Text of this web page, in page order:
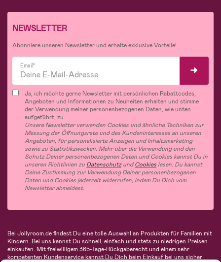
NEWSLETTER
Abonniere unseren Newsletter und erhalte exklusive Vorteile!
Email*
Ja, ich möchte gerne Newsletter mit persönlichen Rabattcodes,
Angeboten und Informationen zu Neuheiten erhalten und stimme
der Verwendung meiner personenbezogenen Daten, wie unten
aufgeführt, zu.
Unsere Newsletter verwenden Cookies und ähnliche Techniken zur
Messung der Öffnungsrate und des Kundeninteresses an unseren
Angeboten, für personalisierte Anzeigen und Inhaltsmarketing
sowie zu Statistikzwecken. Mehr über die Verwendung und den
Schutz Deiner personenbezogenen Daten und Cookies kannst Du in
unseren Richtlinien zu DatenschutzundCookies lesen. Du kannst
Deine Zustimmung zur Verwendung Deiner personenbezogenen
Daten und Cookies jederzeit widerrufen, indem Du Dich vom
Newsletter abmeldest.
Bei Jollyroom.de findest Du eine tolle Auswahl an Produkten für Familien mit
Kindern. Bei uns kannst Du schnell, einfach und stets zu niedrigen Preisen
einkaufen. Mit freiwilligem 365-Tage-Rückgaberecht und einem sehr
kompetenten Kundenservice kannst Du Dich beim Einkauf bei uns sicher